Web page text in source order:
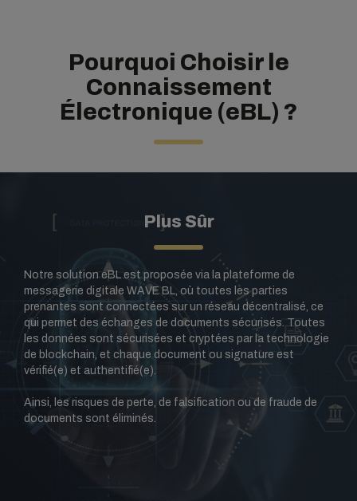
Pourquoi Choisir le
Connaissement
Électronique (eBL) ?
Plus Sûr
Notre solution eBL est proposée via la plateforme de
messagerie digitale WAVE BL, où toutes les parties
prenantes sont connectées sur un réseau décentralisé, ce
qui permet des échanges de documents sécurisés. Toutes
les données sont sécurisées et cryptées par la technologie
de blockchain, et chaque document ou signature est
vérifié(e) et authentifié(e).
Ainsi, les risques de perte, de falsification ou de fraude de
documents sont éliminés.